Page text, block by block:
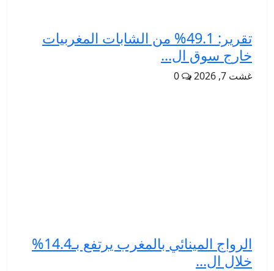
تقرير: 49.1% من الشابات المغربيات
خارج سوق ال...
غشت 7, 2026 0
الرواج المينائي بالمغرب يرتفع بـ14.4%
خلال ال...